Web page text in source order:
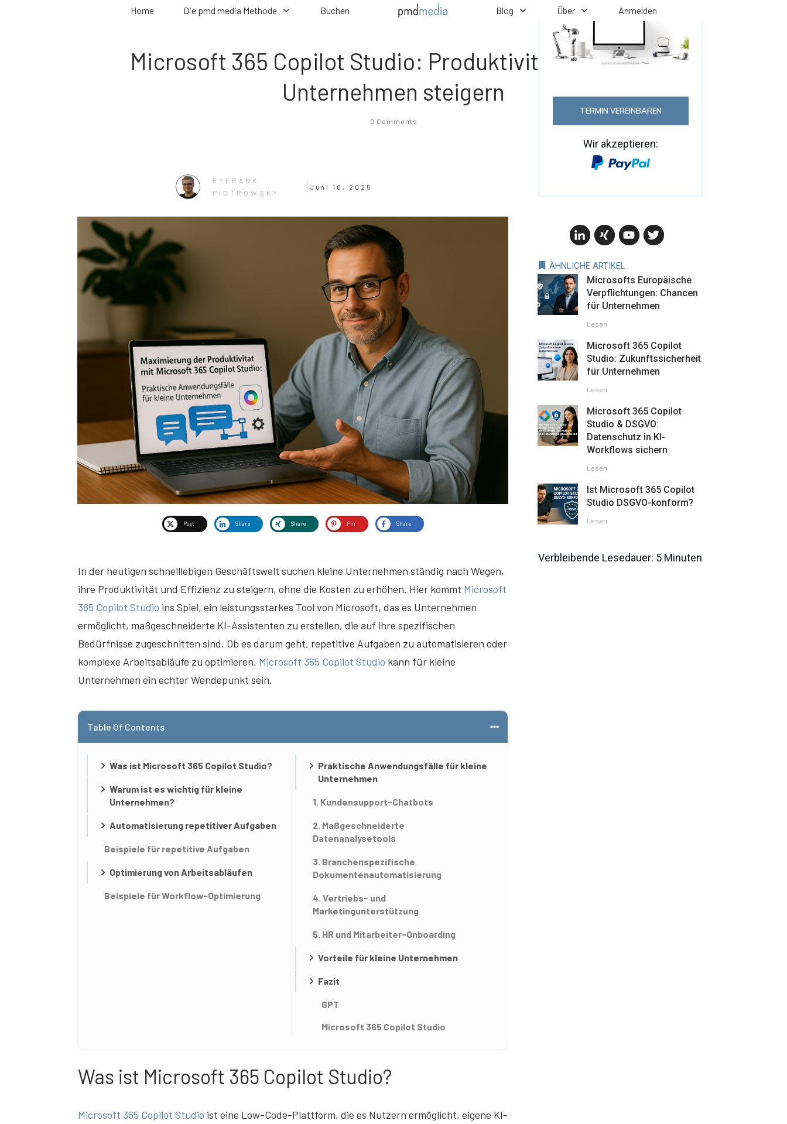
Home Die pmd media Methode Buchen Blog Über Anmelden
Microsoft 365 Copilot Studio: Produktivität für kleine
Unternehmen steigern
0 Comments
BY FRANK
PIOTROWSKY
Juni 10, 2025
Post Share Share Pin Share
In der heutigen schnelllebigen Geschäftswelt suchen kleine Unternehmen ständig nach Wegen,
ihre Produktivität und Effizienz zu steigern, ohne die Kosten zu erhöhen. Hier kommt Microsoft
365 Copilot Studio ins Spiel, ein leistungsstarkes Tool von Microsoft, das es Unternehmen
ermöglicht, maßgeschneiderte KI-Assistenten zu erstellen, die auf ihre spezifischen
Bedürfnisse zugeschnitten sind. Ob es darum geht, repetitive Aufgaben zu automatisieren oder
komplexe Arbeitsabläufe zu optimieren, Microsoft 365 Copilot Studio kann für kleine
Unternehmen ein echter Wendepunkt sein.
Table Of Contents
Was ist Microsoft 365 Copilot Studio?
Warum ist es wichtig für kleine
Unternehmen?
Automatisierung repetitiver Aufgaben
Beispiele für repetitive Aufgaben
Optimierung von Arbeitsabläufen
Beispiele für Workflow-Optimierung
Praktische Anwendungsfälle für kleine
Unternehmen
1. Kundensupport-Chatbots
2. Maßgeschneiderte
Datenanalysetools
3. Branchenspezifische
Dokumentenautomatisierung
4. Vertriebs- und
Marketingunterstützung
5. HR und Mitarbeiter-Onboarding
Vorteile für kleine Unternehmen
Fazit
GPT
Microsoft 365 Copilot Studio
Was ist Microsoft 365 Copilot Studio?
Microsoft 365 Copilot Studio ist eine Low-Code-Plattform, die es Nutzern ermöglicht, eigene KI-
TERMIN VEREINBAREN
Wir akzeptieren:
ÄHNLICHE ARTIKEL
Microsofts Europäische
Verpflichtungen: Chancen
für Unternehmen
Lesen
Microsoft 365 Copilot
Studio: Zukunftssicherheit
für Unternehmen
Lesen
Microsoft 365 Copilot
Studio & DSGVO:
Datenschutz in KI-
Workflows sichern
Lesen
Ist Microsoft 365 Copilot
Studio DSGVO-konform?
Lesen
Verbleibende Lesedauer: 5 Minuten